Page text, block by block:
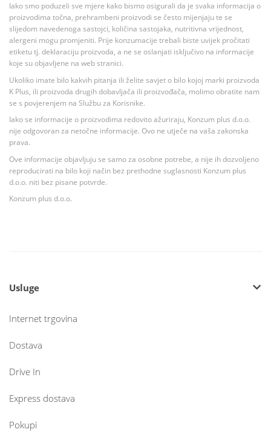
Iako smo poduzeli sve mjere kako bismo osigurali da je svaka informacija o
proizvodima točna, prehrambeni proizvodi se često mijenjaju te se
slijedom navedenoga sastojci, količina sastojaka, nutritivna vrijednost,
alergeni mogu promjeniti. Prije konzumacije trebali biste uvijek pročitati
etiketu tj. deklaraciju proizvoda, a ne se oslanjati isključivo na informacije
koje su objavljene na web stranici.
Ukoliko imate bilo kakvih pitanja ili želite savjet o bilo kojoj marki proizvoda
K Plus, ili proizvoda drugih dobavljača ili proizvođača, molimo obratite nam
se s povjerenjem na Službu za Korisnike.
Iako se informacije o proizvodima redovito ažuriraju, Konzum plus d.o.o.
nije odgovoran za netočne informacije. Ovo ne utječe na vaša zakonska
prava.
Ove informacije objavljuju se samo za osobne potrebe, a nije ih dozvoljeno
reproducirati na bilo koji način bez prethodne suglasnosti Konzum plus
d.o.o. niti bez pisane potvrde.
Konzum plus d.o.o.
Usluge
Internet trgovina
Dostava
Drive In
Express dostava
Pokupi